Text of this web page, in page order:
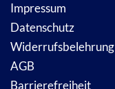
Impressum
Datenschutz
Widerrufsbelehrung
AGB
Barrierefreiheit